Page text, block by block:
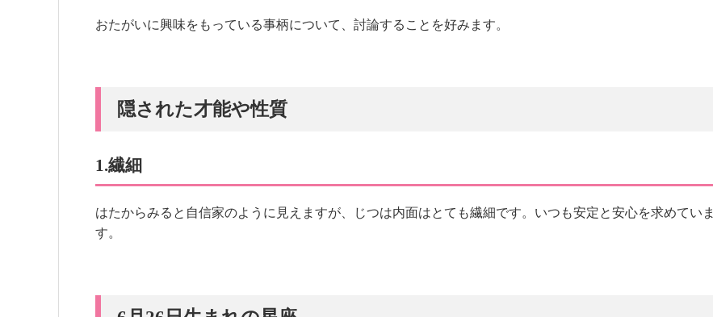
おたがいに興味をもっている事柄について、討論することを好みます。
隠された才能や性質
1.繊細
はたからみると自信家のように見えますが、じつは内面はとても繊細です。いつも安定と安心を求めていま
す。